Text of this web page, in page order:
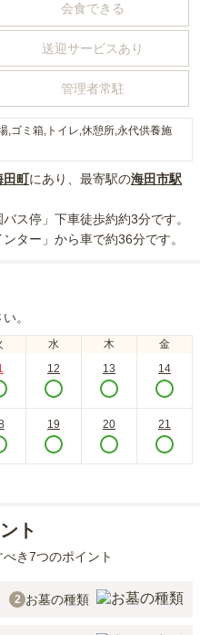
会食できる
送迎サービスあり
管理者常駐
,ゴミ箱,トイレ,休憩所,永代供養施
田町にあり 、最寄駅の海田市駅
バス停」下車徒歩約約3分です。
ター」から車で約36分です。
。
水 木 金
12 13 14
19 20 21
ト
き7つのポイント
2 お墓の種類